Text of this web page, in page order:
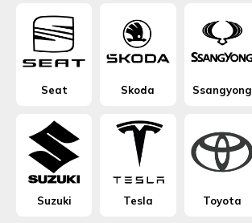
Seat Skoda Ssangyong
Suzuki Tesla Toyota